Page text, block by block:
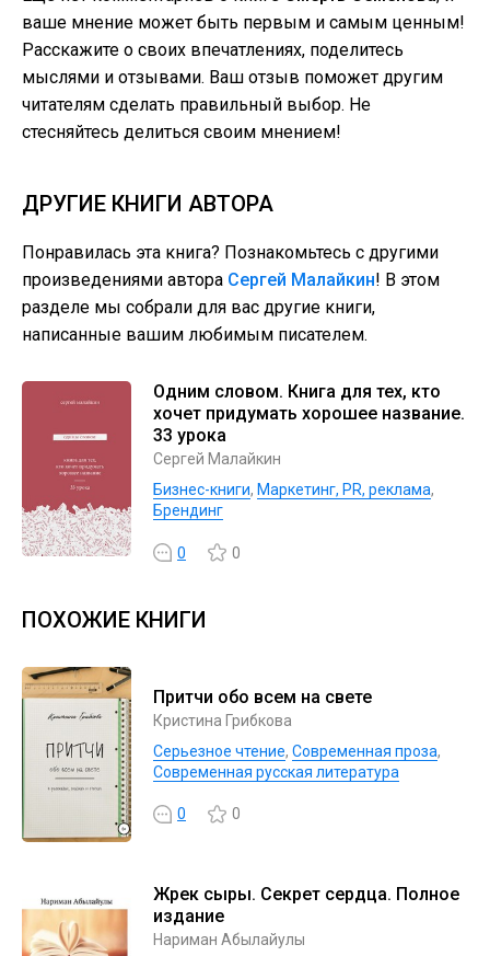
ваше мнение может быть первым и самым ценным!
Расскажите о своих впечатлениях, поделитесь
мыслями и отзывами. Ваш отзыв поможет другим
читателям сделать правильный выбор. Не
стесняйтесь делиться своим мнением!
ДРУГИЕ КНИГИ АВТОРА
Понравилась эта книга? Познакомьтесь с другими
произведениями автора Сергей Малайкин! В этом
разделе мы собрали для вас другие книги,
написанные вашим любимым писателем.
Одним словом. Книга для тех, кто
хочет придумать хорошее название.
33 урока
Сергей Малайкин
Бизнес-книги, Маркетинг, PR, реклама,
Брендинг
0 0
ПОХОЖИЕ КНИГИ
Притчи обо всем на свете
Кристина Грибкова
Серьезное чтение, Современная проза,
Современная русская литература
0 0
Жүрек сыры. Секрет сердца. Полное
издание
Нариман Абылайулы